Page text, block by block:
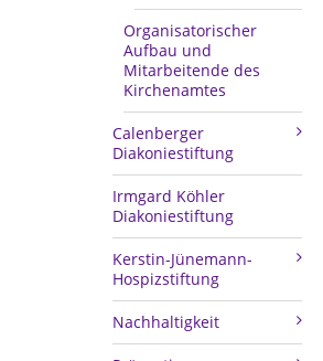
Organisatorischer
Aufbau und
Mitarbeitende des
Kirchenamtes
Calenberger
Diakoniestiftung
Irmgard Köhler
Diakoniestiftung
Kerstin-Jünemann-
Hospizstiftung
Nachhaltigkeit